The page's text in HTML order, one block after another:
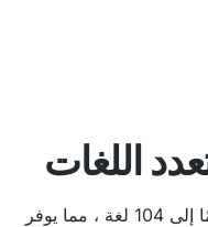
اللغات
تم ترجمة 3000 كلمة الأكثر استخدامًا إلى 104 لغة ، مما يوفر